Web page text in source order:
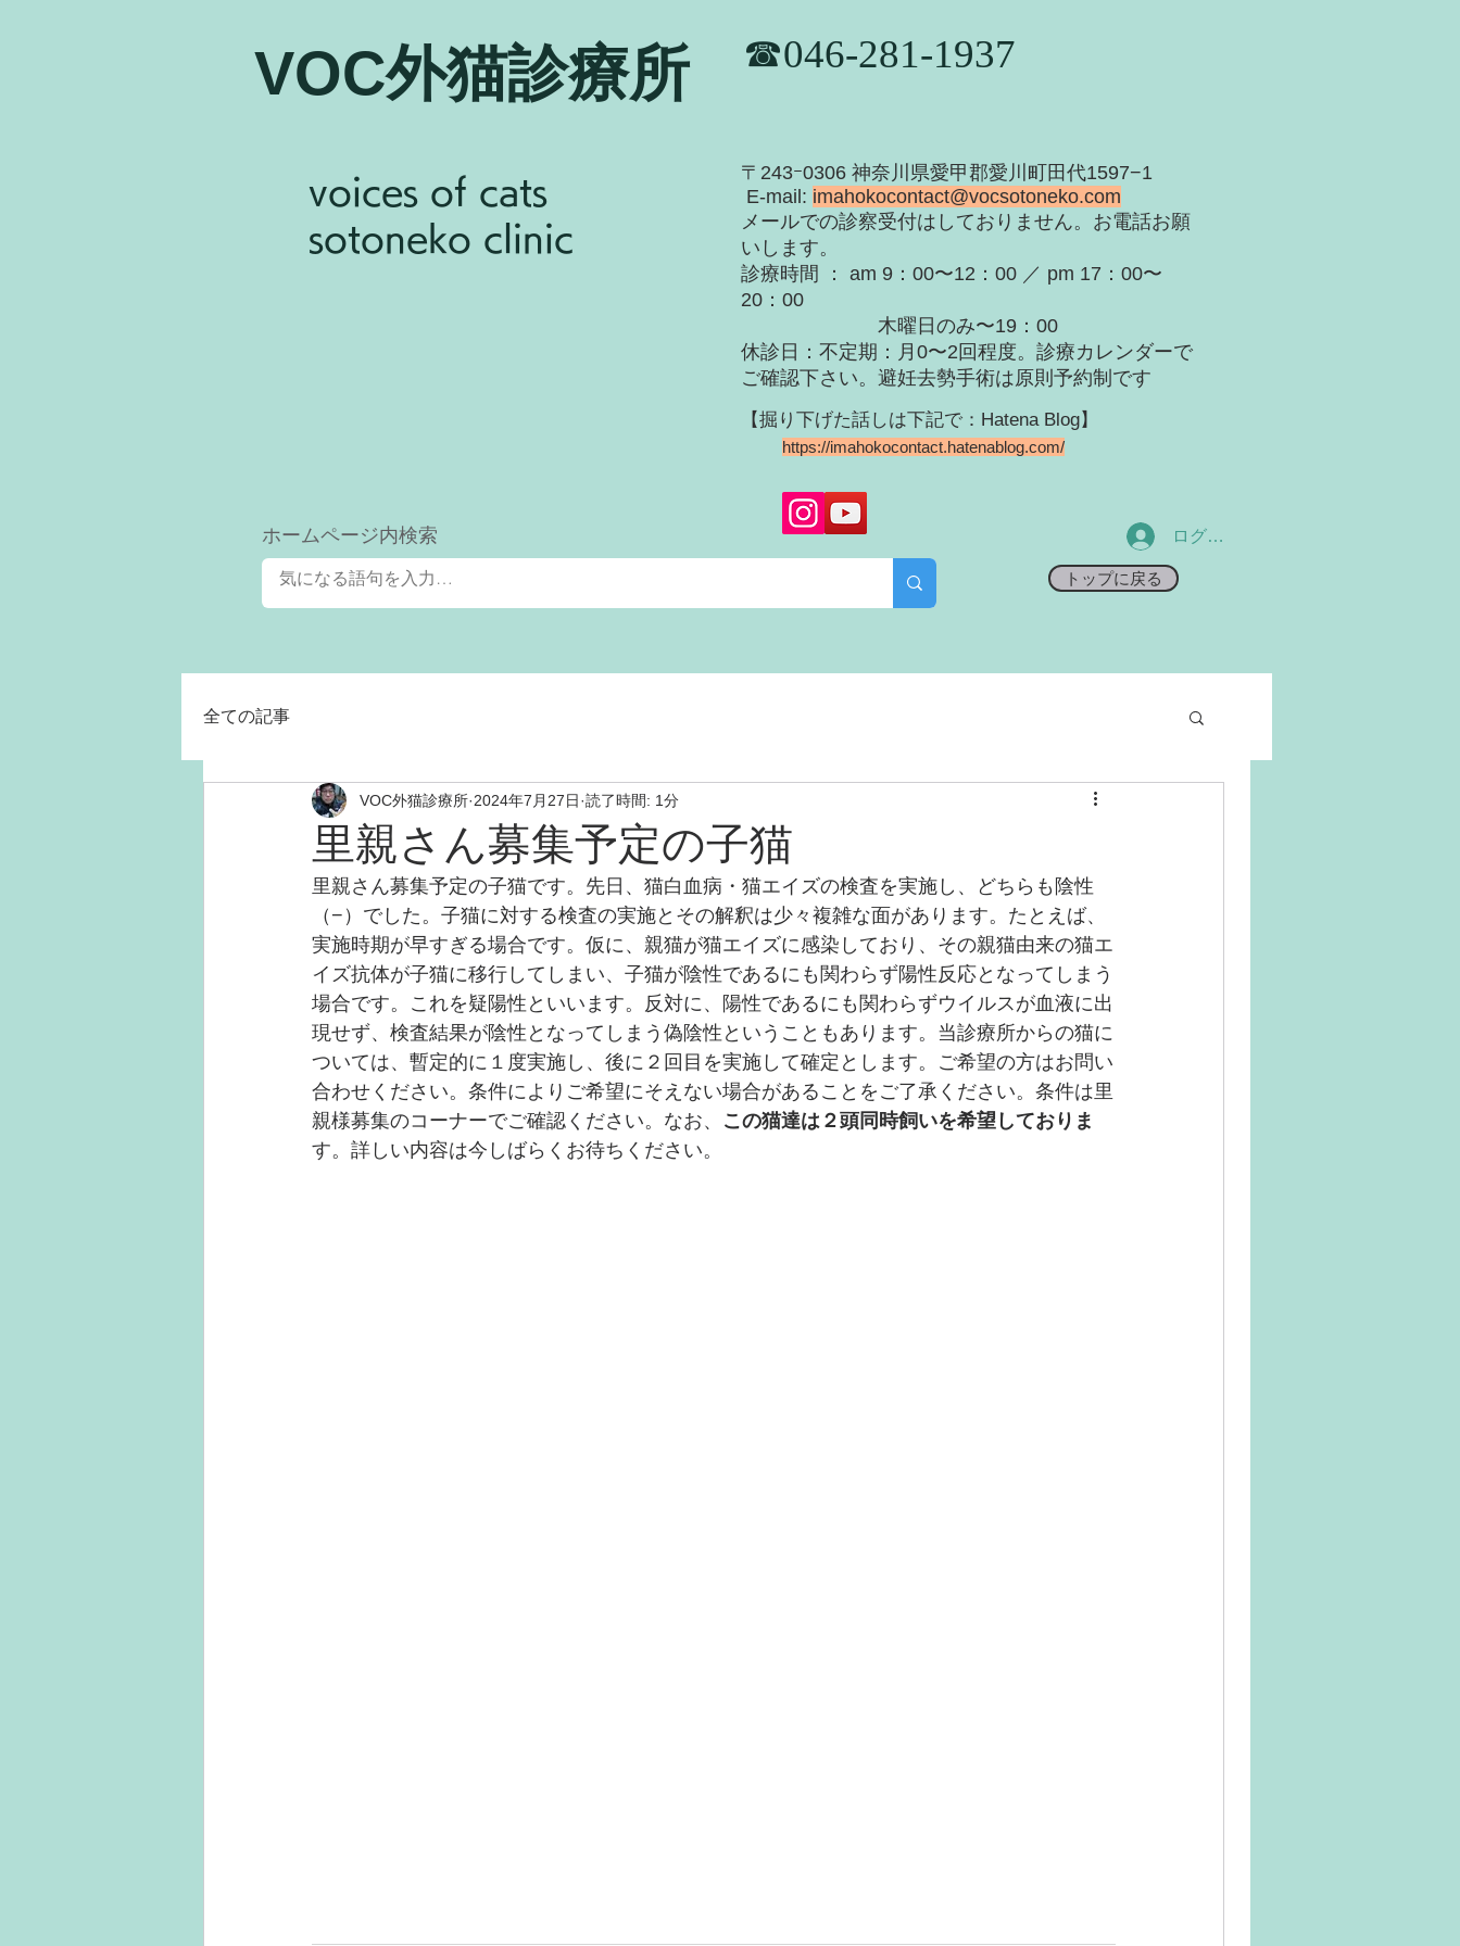
VOC外猫診療所 ​☎046-281-1937
voices of cats
sotoneko clinic
​〒243ｰ0306 神奈川県愛甲郡愛川町田代1597−1
E-mail: imahokocontact@vocsotoneko.com
​メールでの診察受付はしておりません。お電話お願
いします。
診療時間 ： am 9：00〜12：00 ／ pm 17：00〜
20：00
木曜日のみ〜19：00
休診日：不定期：月0〜2回程度。診療カレンダーで
ご確認下さい。 ​避妊去勢手術は原則予約制です
【掘り下げた話しは下記で：Hatena Blog】
https://imahokocontact.hatenablog.com/
​ホームページ内検索 ログイン
トップに戻る
全ての記事
里親さん募集予定の子猫
VOC外猫診療所 2024年7月27日 読了時間: 1分
里親さん募集予定の子猫です。先日、猫白血病・猫エイズの検査を実施し、どちらも陰性
（−）でした。子猫に対する検査の実施とその解釈は少々複雑な面があります。たとえば、
実施時期が早すぎる場合です。仮に、親猫が猫エイズに感染しており、その親猫由来の猫エ
イズ抗体が子猫に移行してしまい、子猫が陰性であるにも関わらず陽性反応となってしまう
場合です。これを疑陽性といいます。反対に、陽性であるにも関わらずウイルスが血液に出
現せず、検査結果が陰性となってしまう偽陰性ということもあります。当診療所からの猫に
ついては、暫定的に１度実施し、後に２回目を実施して確定とします。ご希望の方はお問い
合わせください。条件によりご希望にそえない場合があることをご了承ください。条件は里
親様募集のコーナーでご確認ください。なお、 この猫達は２頭同時飼いを希望しておりま
す。詳しい内容は今しばらくお待ちください。